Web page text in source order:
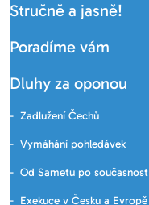
Stručně a jasně!
Poradíme vám
Dluhy za oponou
Zadlužení Čechů
Vymáhání pohledávek
Od Sametu po současnost
Exekuce v Česku a Evropě